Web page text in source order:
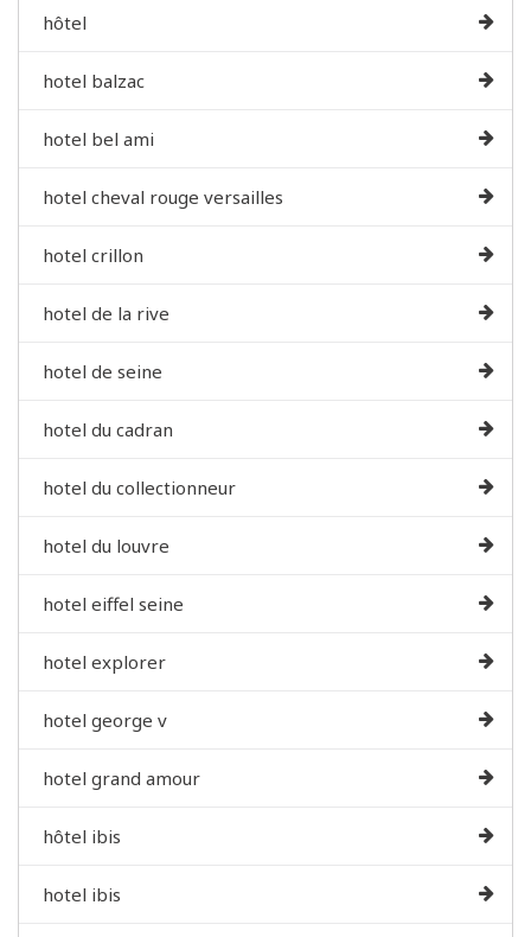
hôtel
hotel balzac
hotel bel ami
hotel cheval rouge versailles
hotel crillon
hotel de la rive
hotel de seine
hotel du cadran
hotel du collectionneur
hotel du louvre
hotel eiffel seine
hotel explorer
hotel george v
hotel grand amour
hôtel ibis
hotel ibis